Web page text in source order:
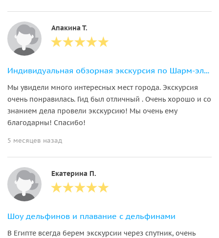
Апакина Т.
Индивидуальная обзорная экскурсия по Шарм-эль-Шейху
Мы увидели много интересных мест города. Экскурсия
очень понравилась. Гид был отличный . Очень хорошо и со
знанием дела провели экскурсию! Мы очень ему
благодарны! Спасибо!
5 месяцев назад
Екатерина П.
Шоу дельфинов и плавание с дельфинами
В Египте всегда берем экскурсии через спутник, очень